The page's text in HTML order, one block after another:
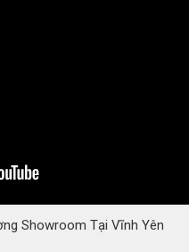
Showroom Tại Vĩnh Yên